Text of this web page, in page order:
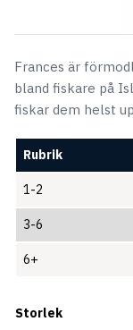
Frances är
bland fiskare på
fiskar dem helst
Rubrik
1-2
3-6
6+
Storlek